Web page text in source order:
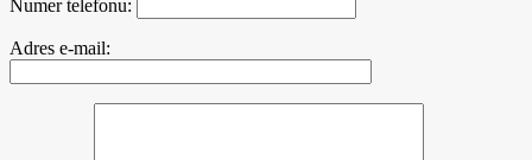
Numer telefonu:
Adres e-mail: